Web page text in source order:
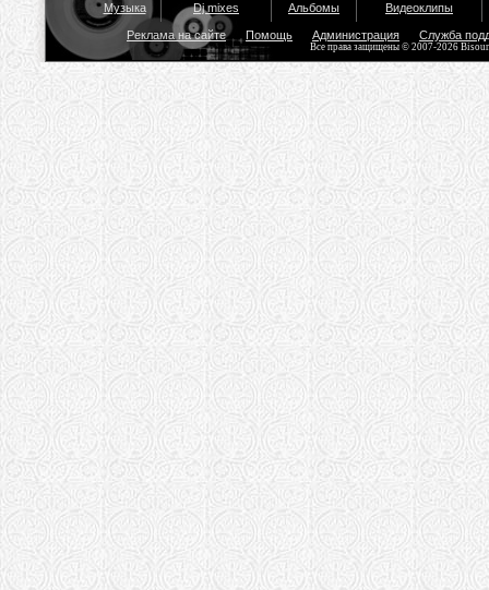
Музыка Dj mixes Альбомы Видеоклипы
Реклама на сайте Помощь Администрация Служба
Все права защищены © 2007-2026